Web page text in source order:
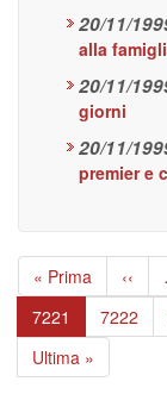
20/11/
alla
20/11/
giorni
20/11/
premier e
Paginazione
Prima
pagina
« Prima ‹‹
Pagina
attuale
7221 Page
7222
Ultima
pagina
Ultima »